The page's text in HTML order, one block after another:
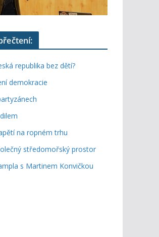
republika bez dětí?
demokracie
na ropném trhu
středomořský prostor
s Martinem Konvičkou